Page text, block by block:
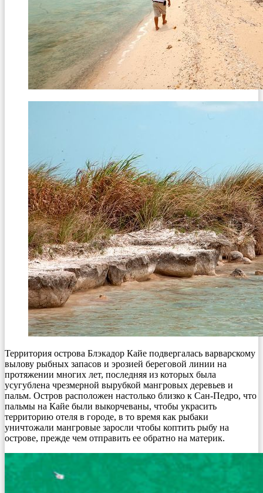
Территория острова Блэкадор Кайе подвергалась варварскому
вылову рыбных запасов и эрозией береговой линии на
протяжении многих лет, последняя из которых была
усугублена чрезмерной вырубкой мангровых деревьев и
пальм. Остров расположен настолько близко к Сан-Педро, что
пальмы на Кайе были выкорчеваны, чтобы украсить
территорию отеля в городе, в то время как рыбаки
уничтожали мангровые заросли чтобы коптить рыбу на
острове, прежде чем отправить ее обратно на материк.